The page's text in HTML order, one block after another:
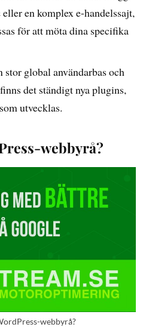
en komplex e-handelssajt,
för att möta dina specifika
stor global användarbas och
det ständigt nya plugins,
utvecklas.
webbyrå?
webbyrå?